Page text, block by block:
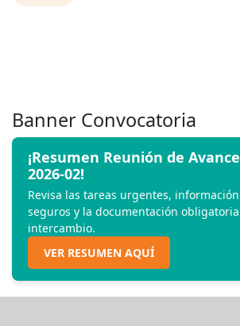
Banner Convocatoria
¡Resumen Reunión de
2026-02!
Revisa las tareas urgentes,
seguros y la documentación
intercambio.
VER RESUMEN AQUÍ